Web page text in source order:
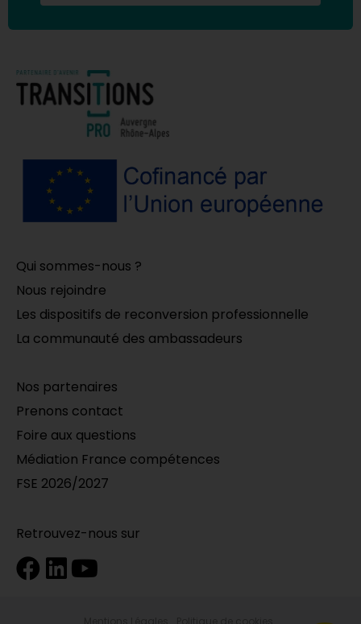
Qui sommes-nous ?
Nous rejoindre
Les dispositifs de reconversion professionnelle
La communauté des ambassadeurs
Nos partenaires
Prenons contact
Foire aux questions
Médiation France compétences
FSE 2026/2027
Retrouvez-nous sur